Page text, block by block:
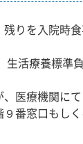
残りを入院時
活療養標準
医療機関に
番窓口もし